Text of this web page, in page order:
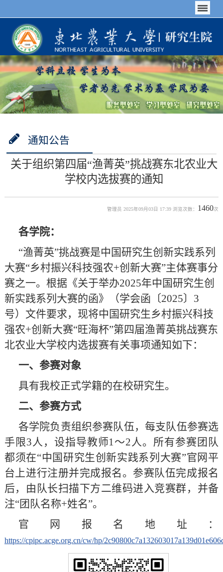
通知公告
关于组织第四届“渔菁英”挑战赛东北农业大
学校内选拔赛的通知
管理员 2025年09月03日 17:39 浏览次数： 1460次
各学院：
“渔菁英”挑战赛是中国研究生创新实践系列
大赛“乡村振兴科技强农+创新大赛”主体赛事分
赛之一。根据《关于举办2025年中国研究生创
新实践系列大赛的函》（学会函〔2025〕3
号）文件要求，现将中国研究生乡村振兴科技
强农+创新大赛“旺海杯”第四届渔菁英挑战赛东
北农业大学校内选拔赛有关事项通知如下：
一、参赛对象
具有我校正式学籍的在校研究生。
二、参赛方式
各学院负责组织参赛队伍，每支队伍参赛选
手限3人，设指导教师1～2人。所有参赛团队
都须在“中国研究生创新实践系列大赛”官网平
台上进行注册并完成报名。 参赛队伍完成报名
后，由队长扫描下方二维码进入竞赛群，并备
注“团队名称+姓名”。
官网报名地址：
https://cpipc.acge.org.cn/cw/hp/